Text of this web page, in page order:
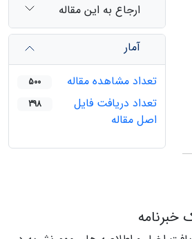
ارجاع به این مقاله
آمار
تعداد مشاهده مقاله
500
تعداد دریافت فایل
اصل مقاله
398
خبرنامه